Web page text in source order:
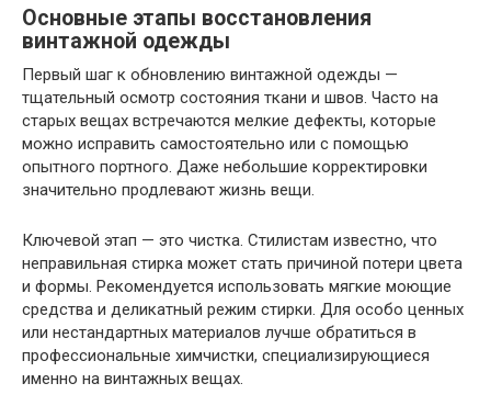
Основные этапы восстановления
винтажной одежды
Первый шаг к обновлению винтажной одежды —
тщательный осмотр состояния ткани и швов. Часто на
старых вещах встречаются мелкие дефекты, которые
можно исправить самостоятельно или с помощью
опытного портного. Даже небольшие корректировки
значительно продлевают жизнь вещи.
Ключевой этап — это чистка. Стилистам известно, что
неправильная стирка может стать причиной потери цвета
и формы. Рекомендуется использовать мягкие моющие
средства и деликатный режим стирки. Для особо ценных
или нестандартных материалов лучше обратиться в
профессиональные химчистки, специализирующиеся
именно на винтажных вещах.